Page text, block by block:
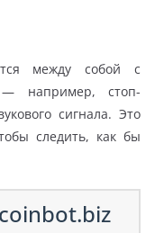
между собой с
— например, стоп-
сигнала. Это
следить, как бы